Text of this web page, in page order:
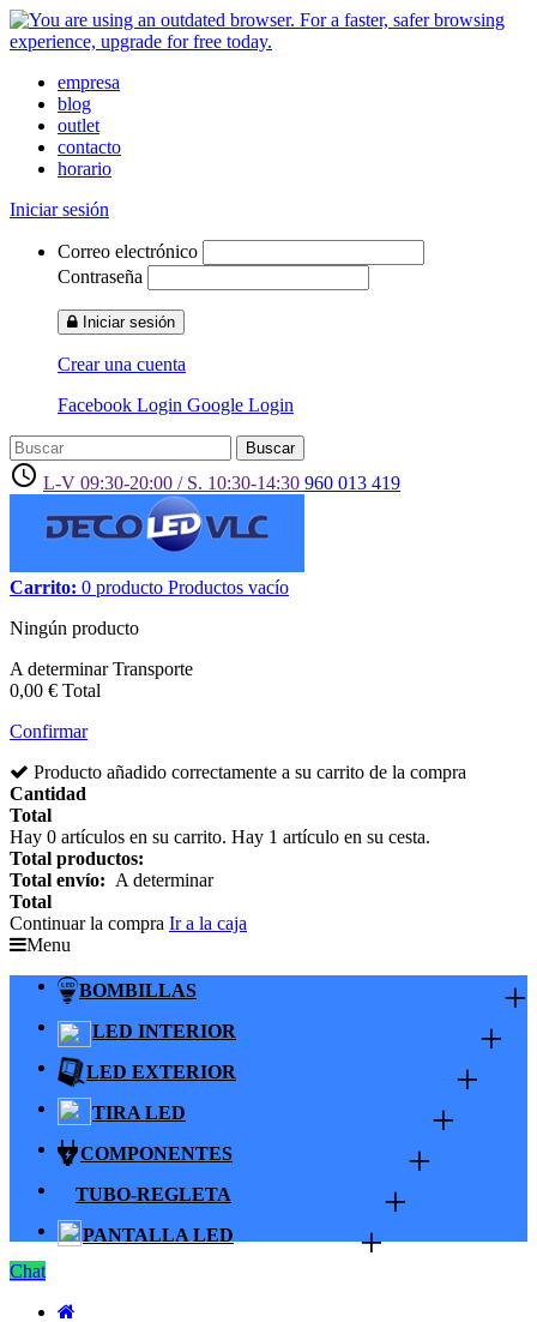
empresa
blog
outlet
contacto
horario
Iniciar sesión
Correo electrónico
Contraseña
Iniciar sesión
Crear una cuenta
Facebook Login Google Login
Buscar
access_time L-V 09:30-20:00 / S. 10:30-14:30 960 013 419
Carrito: 0 producto Productos vacío
Ningún producto
A determinarTransporte
0,00 € Total
Confirmar
Producto añadido correctamente a su carrito de la compra
Cantidad
Total
Hay 0 artículos en su carrito. Hay 1 artículo en su cesta.
Total productos:
Total envío: A determinar
Total
Continuar la compra Ir a la caja
Menu
BOMBILLAS +
LED INTERIOR +
LED EXTERIOR +
TIRA LED +
COMPONENTES +
TUBO-REGLETA +
PANTALLA LED +
Chat